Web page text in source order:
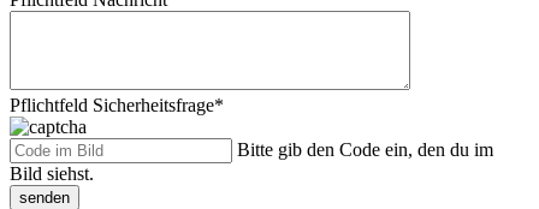
Pflichtfeld Sicherheitsfrage*
Bitte gib den Code ein, den du im
Bild siehst.
senden